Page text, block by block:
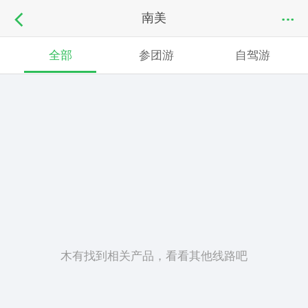
南美
全部 参团游 自驾游
木有找到相关产品，看看其他线路吧